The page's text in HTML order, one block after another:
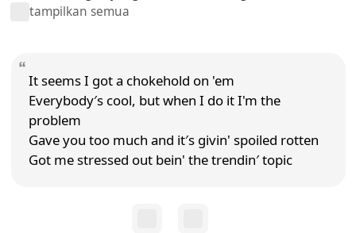
tampilkan semua
It seems I got a chokehold on 'em
Everybody′s cool, but when I do it I'm the
problem
Gave you too much and it′s givin' spoiled rotten
Got me stressed out bein' the trendin′ topic